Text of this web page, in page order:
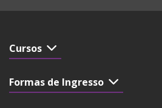
Cursos
Formas de Ingresso